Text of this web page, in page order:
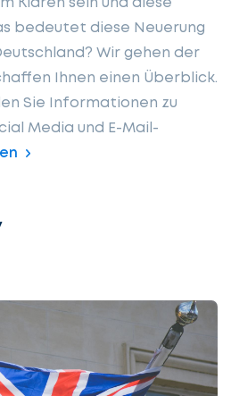
Klaren sein und diese
bedeutet diese Neuerung
Wir gehen der
Ihnen einen Überblick.
Sie Informationen zu
Media und E-Mail-